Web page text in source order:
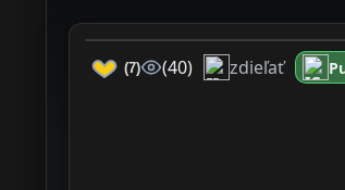
(7) (40) zdieľať